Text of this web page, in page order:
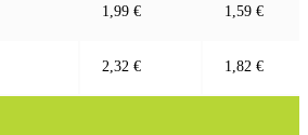
1,99 € 1,59 €
2,32 € 1,82 €